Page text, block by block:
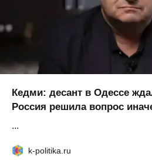
Кедми: десант в Одессе
Россия решила вопрос
...
k-politika.ru